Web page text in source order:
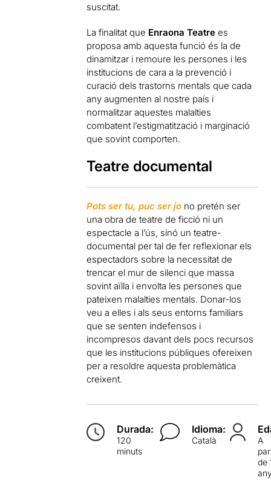
suscitat.
La finalitat que Enraona Teatre es
proposa amb aquesta funció és la de
dinamitzar i remoure les persones i les
institucions de cara a la prevenció i
curació dels trastorns mentals que cada
any augmenten al nostre país i
normalitzar aquestes malalties
combatent l’estigmatització i marginació
que sovint comporten.
Teatre documental
Pots ser tu, puc ser jo no pretén ser
una obra de teatre de ficció ni un
espectacle a l’ús, sinó un teatre-
documental per tal de fer reflexionar els
espectadors sobre la necessitat de
trencar el mur de silenci que massa
sovint aïlla i envolta les persones que
pateixen malalties mentals. Donar-los
veu a elles i als seus entorns familiars
que se senten indefensos i
incompresos davant dels pocs recursos
que les institucions públiques ofereixen
per a resoldre aquesta problemàtica
creixent.
Durada:
120
minuts
Idioma:
Català
A
de